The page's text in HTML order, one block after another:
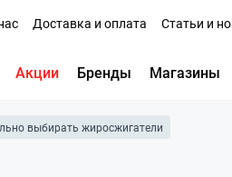
Доставка и оплата Статьи и
Акции Бренды Магазины
выбирать жиросжигатели